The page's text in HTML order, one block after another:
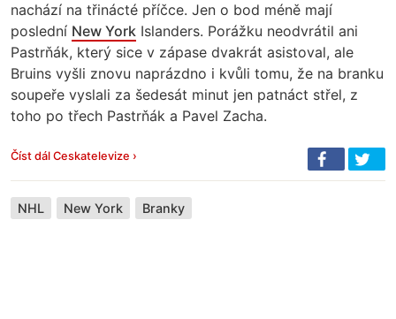
nachází na třinácté příčce. Jen o bod méně mají
poslední New York Islanders. Porážku neodvrátil ani
Pastrňák, který sice v zápase dvakrát asistoval, ale
Bruins vyšli znovu naprázdno i kvůli tomu, že na branku
soupeře vyslali za šedesát minut jen patnáct střel, z
toho po třech Pastrňák a Pavel Zacha.
Číst dál Ceskatelevize ›
NHL New York Branky